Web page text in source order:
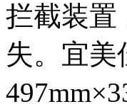
拦截装置
失。宜美